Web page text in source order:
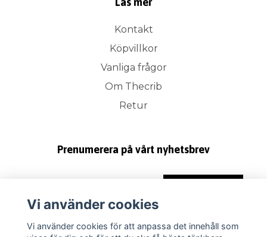
Kontakt
Köpvillkor
Vanliga frågor
Om Thecrib
Retur
Prenumerera på vårt nyhetsbrev
Vi använder cookies
Vi använder cookies för att anpassa det innehåll som